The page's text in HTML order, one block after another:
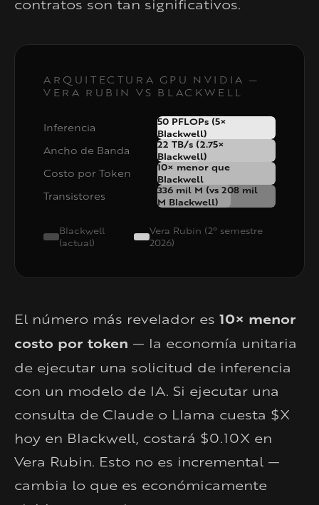
contratos son tan significativos.
ARQUITECTURA GPU NVIDIA —
VERA RUBIN VS BLACKWELL
Inferencia
50 PFLOPs (5×
Blackwell)
Ancho de Banda
22 TB/s (2.75×
Blackwell)
Costo por Token
10× menor que
Blackwell
Transistores
336 mil M (vs 208 mil
M Blackwell)
Blackwell
(actual)
Vera Rubin (2° semestre
2026)
El número más revelador es 10× menor
costo por token — la economía unitaria
de ejecutar una solicitud de inferencia
con un modelo de IA. Si ejecutar una
consulta de Claude o Llama cuesta $X
hoy en Blackwell, costará $0.10X en
Vera Rubin. Esto no es incremental —
cambia lo que es económicamente